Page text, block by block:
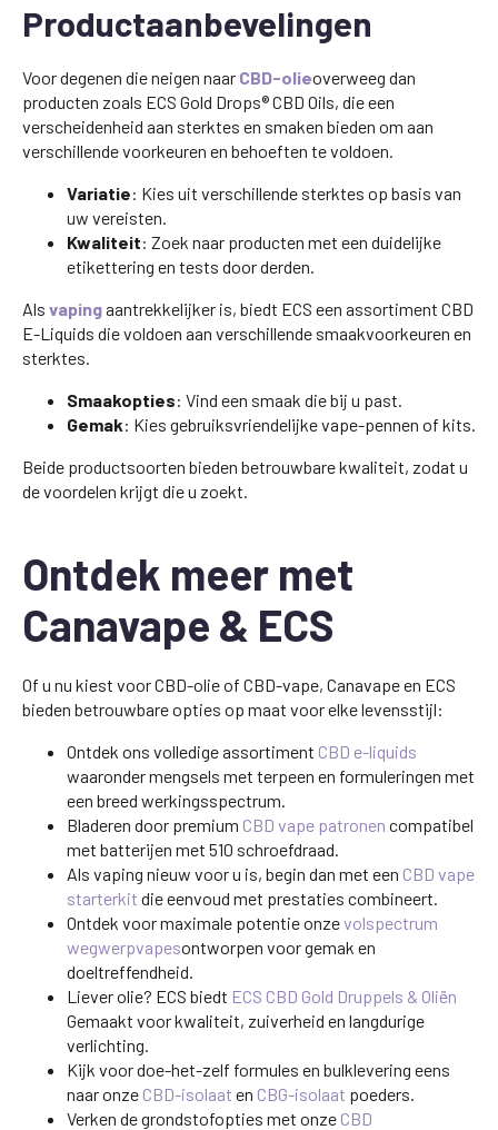
Productaanbevelingen
Voor degenen die neigen naar CBD-olieoverweeg dan
producten zoals ECS Gold Drops® CBD Oils, die een
verscheidenheid aan sterktes en smaken bieden om aan
verschillende voorkeuren en behoeften te voldoen.
Variatie: Kies uit verschillende sterktes op basis van
uw vereisten.
Kwaliteit: Zoek naar producten met een duidelijke
etikettering en tests door derden.
Als vapingaantrekkelijker is, biedt ECS een assortiment CBD
E-Liquids die voldoen aan verschillende smaakvoorkeuren en
sterktes.
Smaakopties: Vind een smaak die bij u past.
Gemak: Kies gebruiksvriendelijke vape-pennen of kits.
Beide productsoorten bieden betrouwbare kwaliteit, zodat u
de voordelen krijgt die u zoekt.
Ontdek meer met
Canavape & ECS
Of u nu kiest voor CBD-olie of CBD-vape, Canavape en ECS
bieden betrouwbare opties op maat voor elke levensstijl:
Ontdek ons volledige assortiment CBD e-liquids
waaronder mengsels met terpeen en formuleringen met
een breed werkingsspectrum.
Bladeren door premium CBD vape patronen compatibel
met batterijen met 510 schroefdraad.
Als vaping nieuw voor u is, begin dan met een CBD vape
starterkit die eenvoud met prestaties combineert.
Ontdek voor maximale potentie onzevolspectrum
wegwerpvapesontworpen voor gemak en
doeltreffendheid.
Liever olie? ECS biedt ECS CBD Gold Druppels & Oliën
Gemaakt voor kwaliteit, zuiverheid en langdurige
verlichting.
Kijk voor doe-het-zelf formules en bulklevering eens
naar onze CBD-isolaat en CBG-isolaat poeders.
Verken de grondstofopties met onze CBD